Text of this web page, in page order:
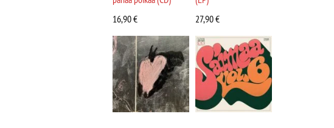
16,90€
27,90€